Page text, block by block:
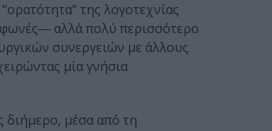
της λογοτεχνίας
αλλά πολύ περισσότερο
συνεργειών με άλλους
μία γνήσια
διήμερο, μέσα από τη